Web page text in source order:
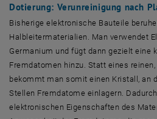
Dotierung: Verunreinigung nach
Bisherige elektronische Bauteile
Halbleitermaterialien. Man verwendet
Germanium und fügt dann gezielt eine
Fremdatomen hinzu. Statt eines
bekommt man somit einen Kristall, an
Stellen Fremdatome einlagern.
elektronischen Eigenschaften des